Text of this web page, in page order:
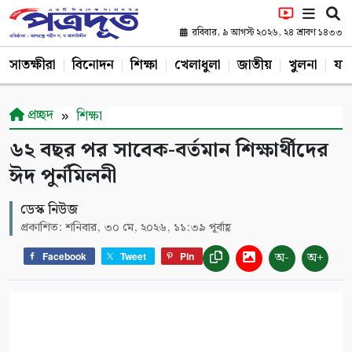
রবিবার, ৯ আগস্ট ২০২৬, ২৪ শ্রাবণ ১৪৩৩
সাতক্ষীরা বিনোদন শিক্ষা খেলাধুলা জাতীয় খুলনা
প্রচ্ছদ শিক্ষা
৬২ বছর পর সাবেক-বর্তমান শিক্ষার্থীদের
ঈদ পুর্নমিলনী
ডেস্ক নিউজ
প্রকাশিত: শনিবার, ৩০ মে, ২০২৬, ১১:৩৯ পূর্বাহ্ণ
Facebook Tweet Pin অ- অ+